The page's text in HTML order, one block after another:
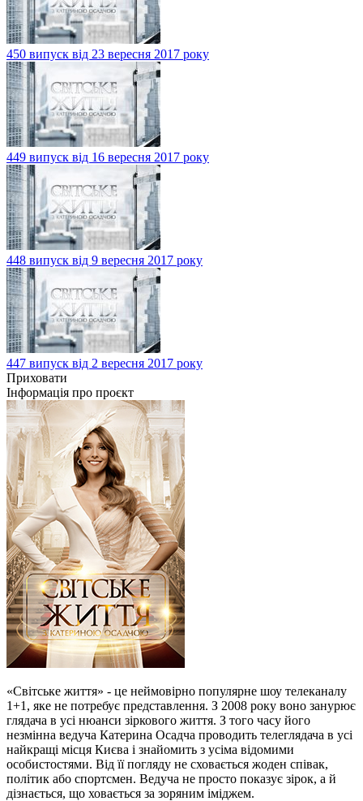
450 випуск від 23 вересня 2017 року
449 випуск від 16 вересня 2017 року
448 випуск від 9 вересня 2017 року
447 випуск від 2 вересня 2017 року
Приховати
Інформація про проєкт
«Світське життя» - це неймовірно популярне шоу телеканалу
1+1, яке не потребує представлення. З 2008 року воно занурює
глядача в усі нюанси зіркового життя. З того часу його
незмінна ведуча Катерина Осадча проводить телеглядача в усі
найкращі місця Києва і знайомить з усіма відомими
особистостями. Від її погляду не сховається жоден співак,
політик або спортсмен. Ведуча не просто показує зірок, а й
дізнається, що ховається за зоряним іміджем.